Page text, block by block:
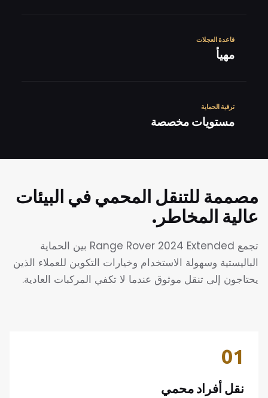
قاعدة العجلات
مهيأ
ترقية الحماية
مستويات مخصصة
مصممة للتنقل المحمي في البيئات
عالية المخاطر.
تجمع Range Rover 2024 Extended بين الحماية
الباليستية وسهولة الاستخدام وخيارات التكوين للعملاء الذين
يحتاجون إلى تنقل موثوق عندما لا تكفي المركبات العادية.
01
نقل أفراد محمي